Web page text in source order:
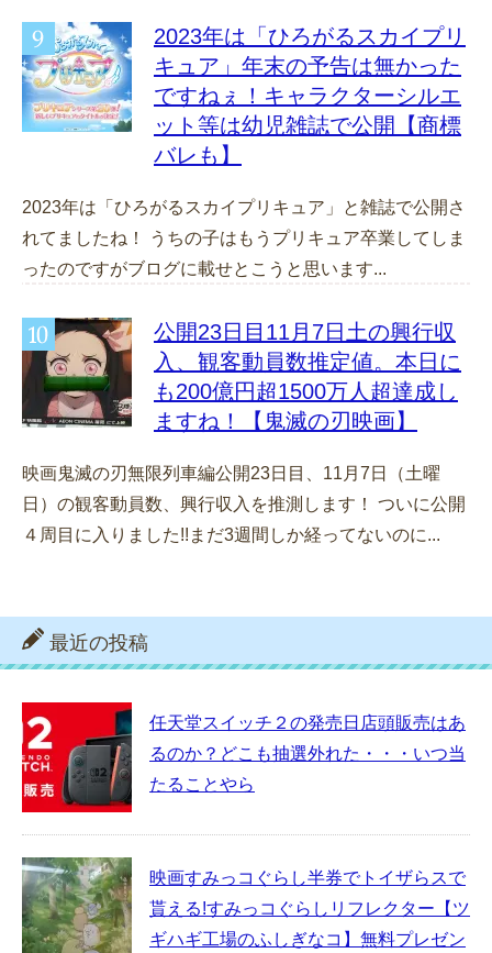
2023年は「ひろがるスカイプリ
キュア」年末の予告は無かった
ですねぇ！キャラクターシルエ
ット等は幼児雑誌で公開【商標
バレも】
2023年は「ひろがるスカイプリキュア」と雑誌で公開さ
れてましたね！ うちの子はもうプリキュア卒業してしま
ったのですがブログに載せとこうと思います...
公開23日目11月7日土の興行収
入、観客動員数推定値。本日に
も200億円超1500万人超達成し
ますね！【鬼滅の刃映画】
映画鬼滅の刃無限列車編公開23日目、11月7日（土曜
日）の観客動員数、興行収入を推測します！ ついに公開
４周目に入りました!!まだ3週間しか経ってないのに...
最近の投稿
任天堂スイッチ２の発売日店頭販売はあ
るのか？どこも抽選外れた・・・いつ当
たることやら
映画すみっコぐらし半券でトイザらスで
貰える!すみっコぐらしリフレクター【ツ
ギハギ工場のふしぎなコ】無料プレゼン